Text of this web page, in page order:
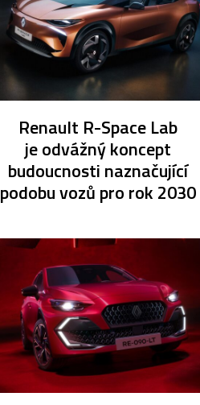
Renault R-Space Lab
je odvážný koncept
budoucnosti naznačující
podobu vozů pro rok 2030